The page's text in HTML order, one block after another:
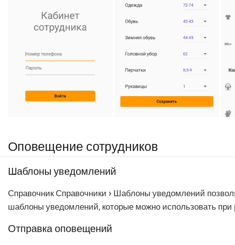
Оповещение сотрудников
Шаблоны уведомлений
Справочник Справочники Шаблоны уведомлений
шаблоны уведомлений, которые можно использовать при
Отправка оповещений